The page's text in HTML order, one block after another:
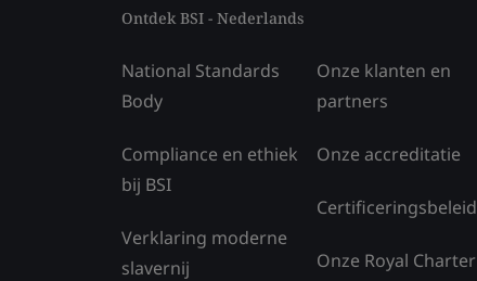
Ontdek BSI - Nederlands
National Standards
Body
Compliance en ethiek
bij BSI
Verklaring moderne
slavernij
Onze klanten en
partners
Onze accreditatie
Certificeringsbeleid
Onze Royal Charter